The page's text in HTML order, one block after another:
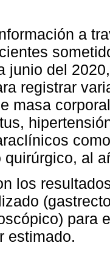
a
junio del
registrar
masa
quirúrgico, al
los
para
estimado.